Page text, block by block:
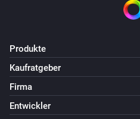
Produkte
Kaufratgeber
Firma
Entwickler